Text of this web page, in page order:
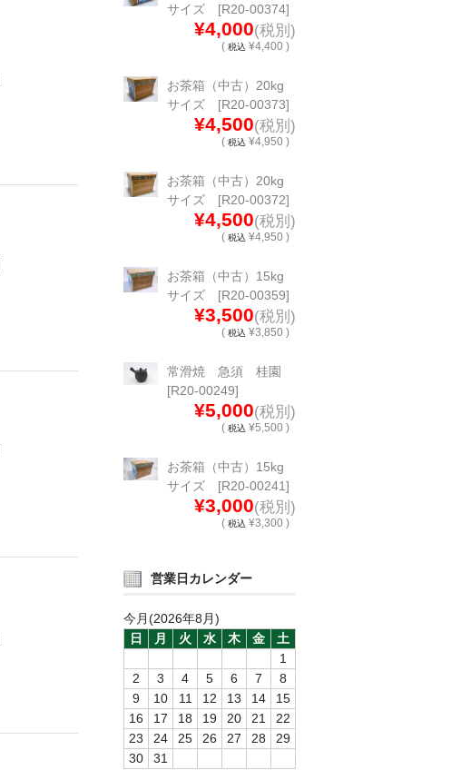
サイズ [R20-00374]
¥4,000(税別)
( 税込 ¥4,400 )
お茶箱（中古）20kg
サイズ [R20-00373]
¥4,500(税別)
( 税込 ¥4,950 )
お茶箱（中古）20kg
サイズ [R20-00372]
¥4,500(税別)
( 税込 ¥4,950 )
お茶箱（中古）15kg
サイズ [R20-00359]
¥3,500(税別)
( 税込 ¥3,850 )
常滑焼 急須 桂園
[R20-00249]
¥5,000(税別)
( 税込 ¥5,500 )
お茶箱（中古）15kg
サイズ [R20-00241]
¥3,000(税別)
( 税込 ¥3,300 )
営業日カレンダー
今月(2026年8月)
日
月 火 水 木 金
土
1
2
3 4 5 6 7
8
9
10 11 12 13 14
15
16
17 18 19 20 21
22
23
24 25 26 27 28
29
30
31